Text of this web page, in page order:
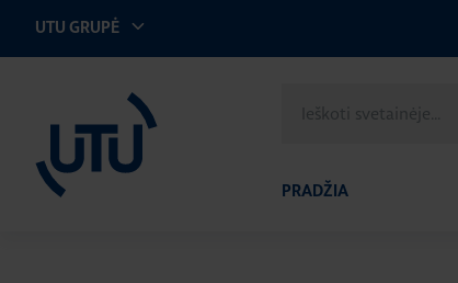
UTU GRUPĖ
svetainėje
PRADŽIA